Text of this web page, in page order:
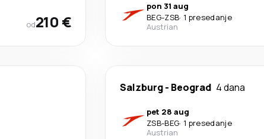
od210 €
pon 31 aug
BEG-ZSB· 1 presedanje
Austrian
Salzburg- Beograd 4 dana
pet 28 aug
ZSB-BEG· 1 presedanje
Austrian